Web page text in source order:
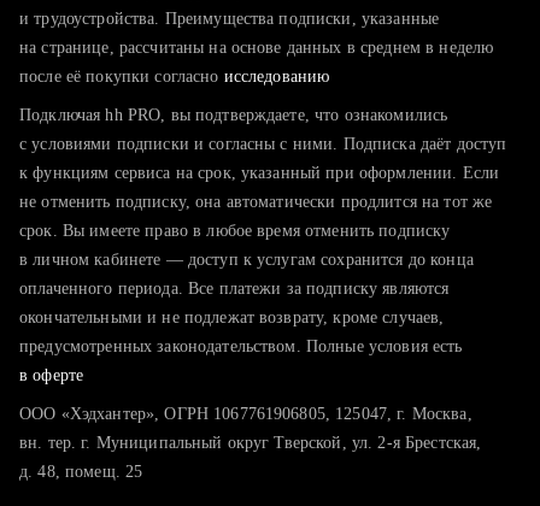
тратите много времени на поиск и вручную поднимаете
хотите сравнить себя с конкурентами и оценить шансы
и трудоустройства. Преимущества подписки, указанные
на странице, рассчитаны на основе данных в среднем в неделю
после её покупки согласно исследованию
Подключая hh PRO, вы подтверждаете, что ознакомились
с условиями подписки и согласны с ними. Подписка даёт доступ
к функциям сервиса на срок, указанный при оформлении. Если
не отменить подписку, она автоматически продлится на тот же
срок. Вы имеете право в любое время отменить подписку
в личном кабинете — доступ к услугам сохранится до конца
оплаченного периода. Все платежи за подписку являются
окончательными и не подлежат возврату, кроме случаев,
предусмотренных законодательством. Полные условия есть
в оферте
ООО «Хэдхантер», ОГРН 1067761906805, 125047, г. Москва,
вн. тер. г. Муниципальный округ Тверской, ул. 2-я Брестская,
д. 48, помещ. 25